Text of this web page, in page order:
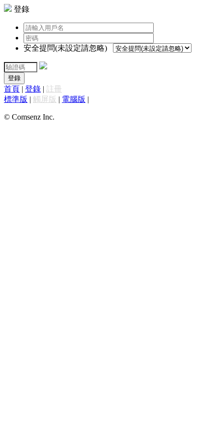
登錄
安全提問(未設定請忽略)
登錄
首頁 | 登錄 | 註冊
標準版 | 觸屏版 | 電腦版 |
© Comsenz Inc.